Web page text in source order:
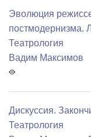
Эволюция
постмодернизма.
Театрология
Вадим Максимов
Дискуссия.
Театрология